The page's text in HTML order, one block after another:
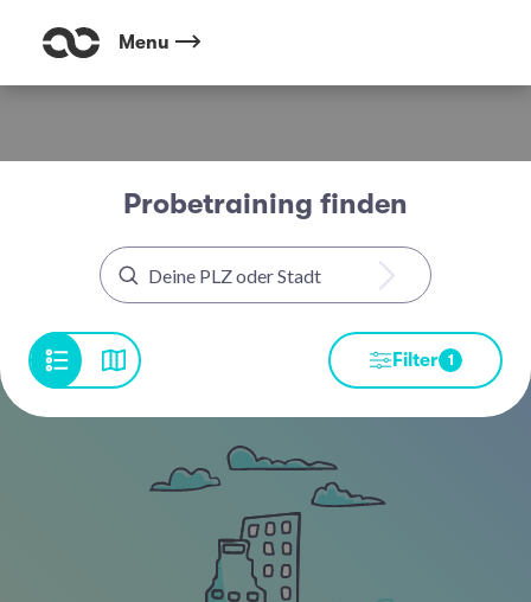
Menu
Probetraining finden
Filter 1